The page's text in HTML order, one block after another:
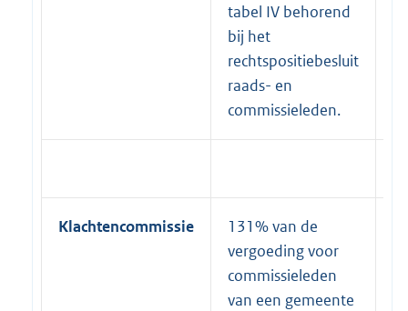
tabel IV behorend
bij het
rechtspositiebesluit
raads- en
commissieleden.
Klachtencommissie
131% van de
vergoeding voor
commissieleden
van een gemeente